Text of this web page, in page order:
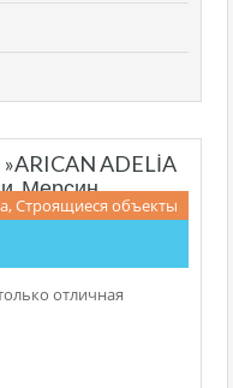
ADELİA
Мерсин
Строящиеся объекты
отличная